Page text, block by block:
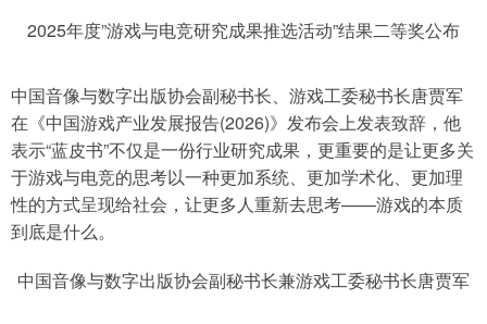
2025年度”游戏与电竞研究成果推选活动”结果二等奖公布
中国音像与数字出版协会副秘书长、游戏工委秘书长唐贾军
在《中国游戏产业发展报告(2026)》发布会上发表致辞，他
表示“蓝皮书”不仅是一份行业研究成果，更重要的是让更多关
于游戏与电竞的思考以一种更加系统、更加学术化、更加理
性的方式呈现给社会，让更多人重新去思考——游戏的本质
到底是什么。
中国音像与数字出版协会副秘书长兼游戏工委秘书长唐贾军